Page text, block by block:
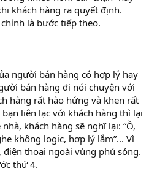
khách hàng ra quyết định.
chính là bước tiếp theo.
người bán hàng có hợp lý hay
bán hàng đi nói chuyện với
hàng rất hào hứng và khen rất
liên lạc với khách hàng thì lại
khách hàng sẽ nghĩ lại: “Ồ,
không logic, hợp lý lắm”... Vì
thoại ngoài vùng phủ sóng.
thứ 4.